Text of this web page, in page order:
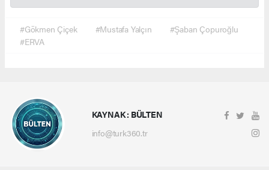
#Gökmen Çiçek #Mustafa Yalçın
#Şaban Çopuroğlu
#ERVA
KAYNAK : BÜLTEN
info@turk360.tr